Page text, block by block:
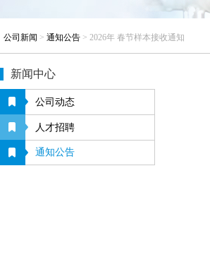
公司新闻 > 通知公告 > 2026年 春节样本接收通知
新闻中心
公司动态
人才招聘
通知公告